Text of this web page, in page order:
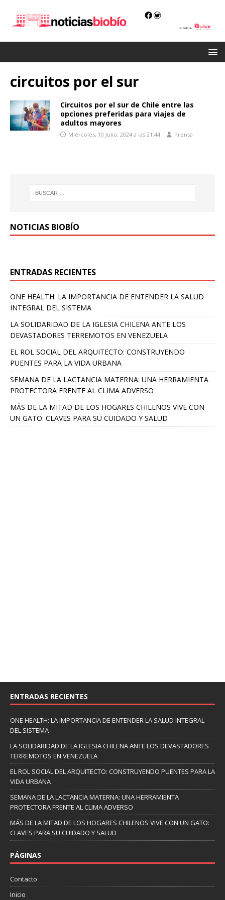
circuitos por el sur
Circuitos por el sur de Chile entre las
opciones preferidas para viajes de
adultos mayores
Miércoles, 10 Julio, 2024 a las 21:44 Prensa
NOTICIAS BIOBÍO
ENTRADAS RECIENTES
ONE HEALTH: LA IMPORTANCIA DE ENTENDER LA SALUD
INTEGRAL DEL SISTEMA
LA SOLIDARIDAD DE LA IGLESIA CHILENA ANTE LOS
DEVASTADORES TERREMOTOS EN VENEZUELA
EL ROL SOCIAL DEL ARQUITECTO: CONSTRUYENDO
PUENTES PARA LA VIDA URBANA
SEMANA DE LA LACTANCIA MATERNA: UNA HERRAMIENTA
PROTECTORA FRENTE AL CLIMA ADVERSO
MÁS DE LA MITAD DE LOS HOGARES CHILENOS VIVE CON
UN GATO: CLAVES PARA SU CUIDADO Y SALUD
ENTRADAS RECIENTES
ONE HEALTH: LA IMPORTANCIA DE ENTENDER LA SALUD INTEGRAL
DEL SISTEMA
LA SOLIDARIDAD DE LA IGLESIA CHILENA ANTE LOS DEVASTADORES
TERREMOTOS EN VENEZUELA
EL ROL SOCIAL DEL ARQUITECTO: CONSTRUYENDO PUENTES PARA LA
VIDA URBANA
SEMANA DE LA LACTANCIA MATERNA: UNA HERRAMIENTA
PROTECTORA FRENTE AL CLIMA ADVERSO
MÁS DE LA MITAD DE LOS HOGARES CHILENOS VIVE CON UN GATO:
CLAVES PARA SU CUIDADO Y SALUD
PÁGINAS
Contacto
Inicio